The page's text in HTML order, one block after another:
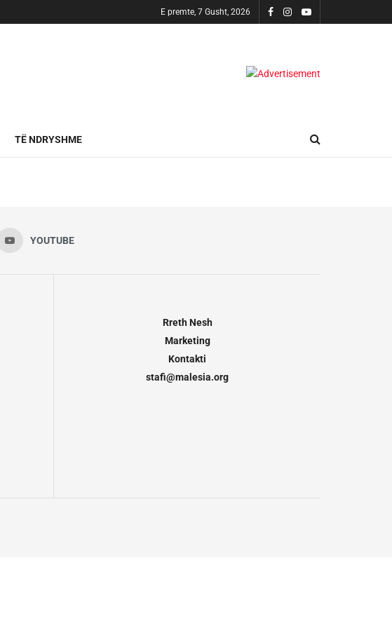
E premte, 7 Gusht, 2026
TË NDRYSHME
YOUTUBE
Rreth Nesh
Marketing
Kontakti
stafi@malesia.org